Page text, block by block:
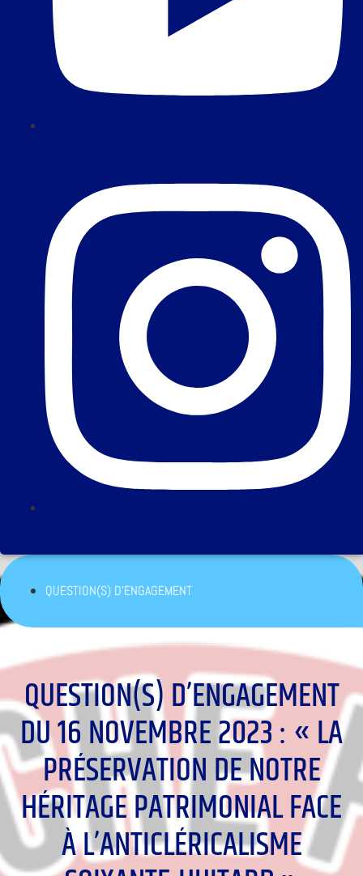
QUESTION(S) D’ENGAGEMENT
QUESTION(S) D’ENGAGEMENT
DU 16 NOVEMBRE 2023 : « LA
PRÉSERVATION DE NOTRE
HÉRITAGE PATRIMONIAL FACE
À L’ANTICLÉRICALISME